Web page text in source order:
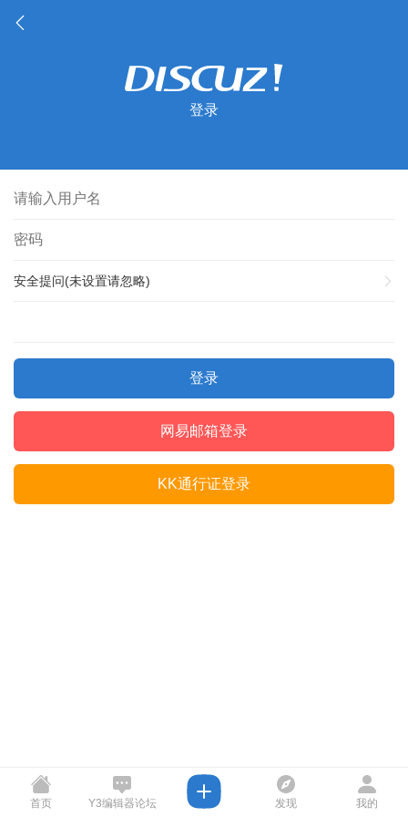
登录
安全提问(未设置请忽略)
登录
网易邮箱登录
KK通行证登录
首页 Y3编辑器论坛 发现 我的